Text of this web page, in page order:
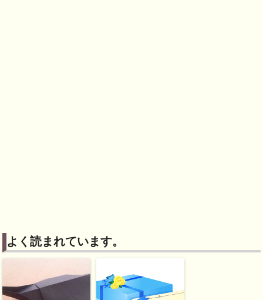
よく読まれています。